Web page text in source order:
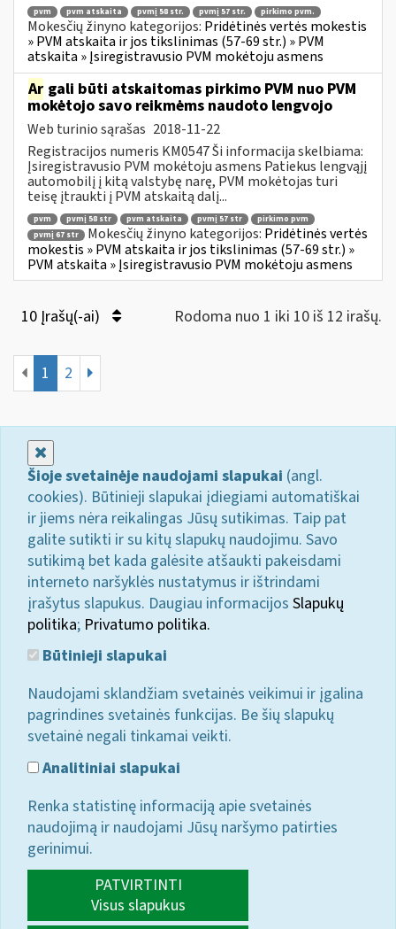
pvm pvm atskaita pvmį 58 str. pvmį 57 str. pirkimo pvm.
Mokesčių žinyno kategorijos: Pridėtinės vertės mokestis
» PVM atskaita ir jos tikslinimas (57-69 str.) » PVM
atskaita » Įsiregistravusio PVM mokėtoju asmens
Ar gali būti atskaitomas pirkimo PVM nuo PVM
mokėtojo savo reikmėms naudoto lengvojo
Web turinio sąrašas 2018-11-22
Registracijos numeris KM0547 Ši informacija skelbiama:
Įsiregistravusio PVM mokėtoju asmens Patiekus lengvąjį
automobilį į kitą valstybę narę, PVM mokėtojas turi
teisę įtraukti į PVM atskaitą dalį...
pvm pvmį 58 str pvm atskaita pvmį 57 str
pirkimo pvm
pvmį 67 str
Mokesčių žinyno kategorijos: Pridėtinės vertės
mokestis » PVM atskaita ir jos tikslinimas (57-69 str.) »
PVM atskaita » Įsiregistravusio PVM mokėtoju asmens
10 Įrašų(-ai) Rodoma nuo 1 iki 10 iš 12 irašų.
1 2
Šioje svetainėje naudojami slapukai (angl.
cookies). Būtinieji slapukai įdiegiami automatiškai
ir jiems nėra reikalingas Jūsų sutikimas. Taip pat
galite sutikti ir su kitų slapukų naudojimu. Savo
sutikimą bet kada galėsite atšaukti pakeisdami
interneto naršyklės nustatymus ir ištrindami
įrašytus slapukus. Daugiau informacijos Slapukų
politika; Privatumo politika.
Būtinieji slapukai
Naudojami sklandžiam svetainės veikimui ir įgalina
pagrindines svetainės funkcijas. Be šių slapukų
svetainė negali tinkamai veikti.
Analitiniai slapukai
Renka statistinę informaciją apie svetainės
naudojimą ir naudojami Jūsų naršymo patirties
gerinimui.
PATVIRTINTI
Visus slapukus